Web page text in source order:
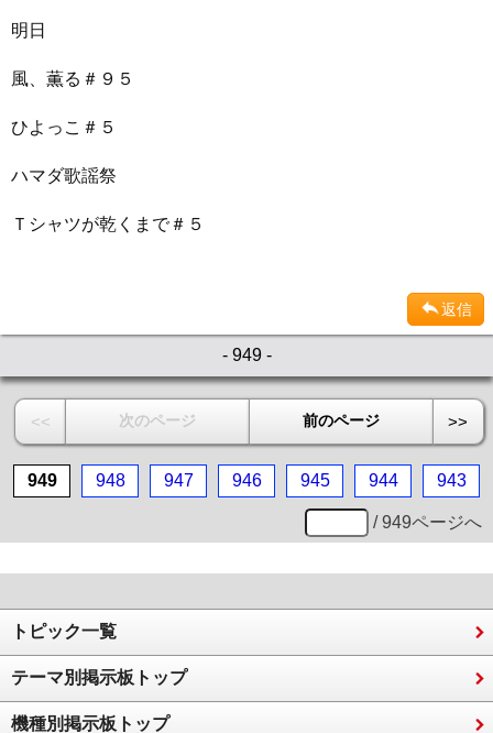
明日
風、薫る＃９５
ひよっこ＃５
ハマダ歌謡祭
Ｔシャツが乾くまで＃５
返信
- 949 -
<< 次のページ 前のページ >>
949 948 947 946 945 944 943
/ 949ページへ
トピック一覧
テーマ別掲示板トップ
機種別掲示板トップ